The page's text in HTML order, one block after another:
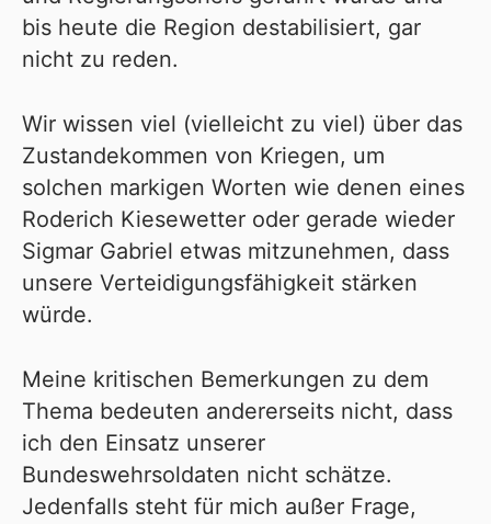
bis heute die Region destabilisiert, gar
nicht zu reden.
Wir wissen viel (vielleicht zu viel) über das
Zustandekommen von Kriegen, um
solchen markigen Worten wie denen eines
Roderich Kiesewetter oder gerade wieder
Sigmar Gabriel etwas mitzunehmen, dass
unsere Verteidigungsfähigkeit stärken
würde.
Meine kritischen Bemerkungen zu dem
Thema bedeuten andererseits nicht, dass
ich den Einsatz unserer
Bundeswehrsoldaten nicht schätze.
Jedenfalls steht für mich außer Frage,